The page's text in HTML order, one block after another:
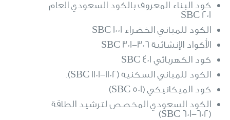
كود البناء المعروف بالكود السعودي العام
SBC 201
الكود للمباني الخضراء SBC 1001
الأكواد الإنشائية SBC 301-306
كود الكهربائي SBC 401
الكود للمباني السكنية (SBC 1101-1102)​.
كود الميكانيكي (SBC 501)​
الكود السعودي المخصص لترشيد الطاقة
(SBC 601-602)